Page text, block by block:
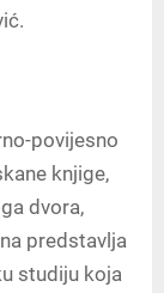
povijesno
knjige,
dvora,
predstavlja
studiju koja